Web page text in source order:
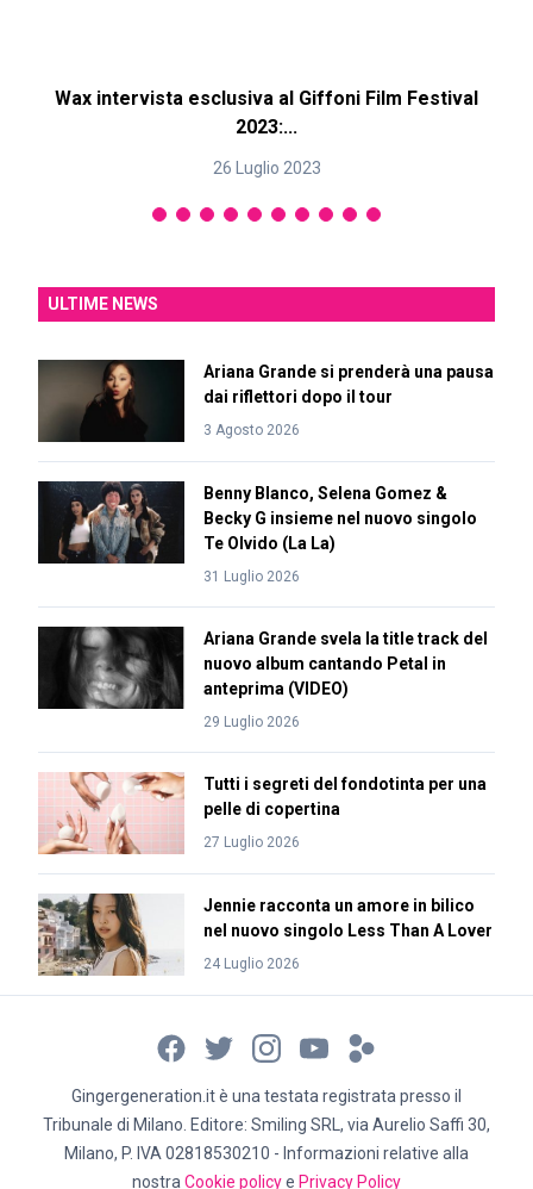
Wax intervista esclusiva al Giffoni Film Festival
2023:...
26 Luglio 2023
ULTIME NEWS
Ariana Grande si prenderà una pausa
dai riflettori dopo il tour
3 Agosto 2026
Benny Blanco, Selena Gomez &
Becky G insieme nel nuovo singolo
Te Olvido (La La)
31 Luglio 2026
Ariana Grande svela la title track del
nuovo album cantando Petal in
anteprima (VIDEO)
29 Luglio 2026
Tutti i segreti del fondotinta per una
pelle di copertina
27 Luglio 2026
Jennie racconta un amore in bilico
nel nuovo singolo Less Than A Lover
24 Luglio 2026
Gingergeneration.it è una testata registrata presso il
Tribunale di Milano. Editore: Smiling SRL, via Aurelio Saffi 30,
Milano, P. IVA 02818530210 - Informazioni relative alla
nostraCookie policye Privacy Policy